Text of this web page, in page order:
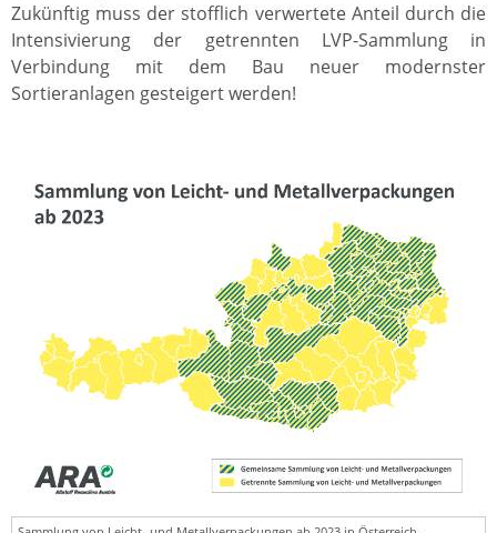
Zukünftig muss der stofflich verwertete Anteil durch die
Intensivierung der getrennten LVP-Sammlung in
Verbindung mit dem Bau neuer modernster
Sortieranlagen gesteigert werden!